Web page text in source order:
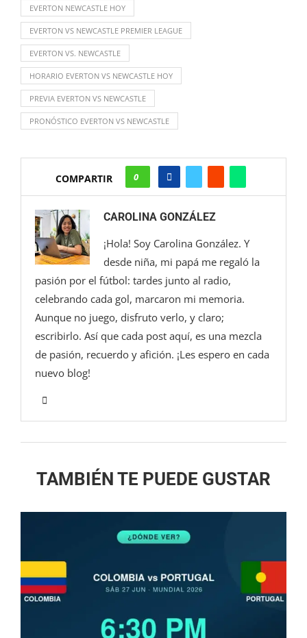
EVERTON NEWCASTLE HOY
EVERTON VS NEWCASTLE PREMIER LEAGUE
EVERTON VS. NEWCASTLE
HORARIO EVERTON VS NEWCASTLE HOY
PREVIA EVERTON VS NEWCASTLE
PRONÓSTICO EVERTON VS NEWCASTLE
COMPARTIR 0
CAROLINA GONZÁLEZ
¡Hola! Soy Carolina González. Y
desde niña, mi papá me regaló la
pasión por el fútbol: tardes junto al radio,
celebrando cada gol, marcaron mi memoria.
Aunque no juego, disfruto verlo, y claro;
escribirlo. Así que cada post aquí, es una mezcla
de pasión, recuerdo y afición. ¡Les espero en cada
nuevo blog!
TAMBIÉN TE PUEDE GUSTAR